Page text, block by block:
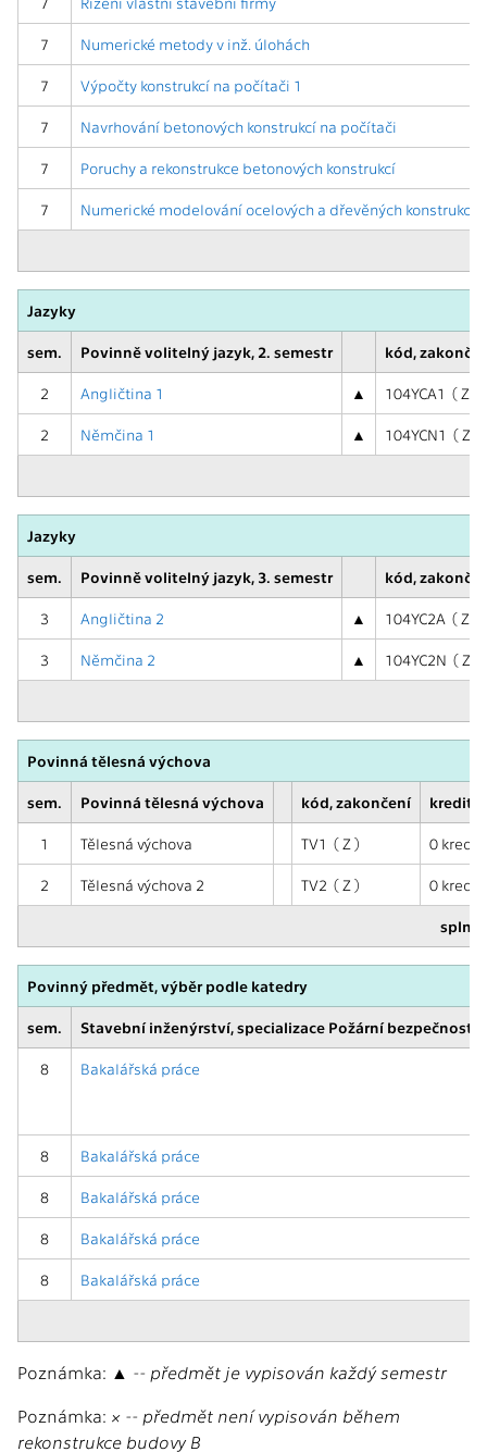
7 Numerické metody v inž. úlohách
7 Výpočty konstrukcí na počítači 1
7 Navrhování betonových konstrukcí na počítači
7 Poruchy a rekonstrukce betonových konstrukcí
7 Numerické modelování ocelových a dřevěných konstrukcí
Jazyky
sem. Povinně volitelný jazyk, 2. semestr kód,
2 Angličtina 1 ▲ 104YCA1 ( Z )
2 Němčina 1 ▲ 104YCN1 ( Z )
Jazyky
sem. Povinně volitelný jazyk, 3. semestr kód,
3 Angličtina 2 ▲ 104YC2A (
3 Němčina 2 ▲ 104YC2N (
Povinná tělesná výchova
sem. Povinná tělesná výchova kód, zakončení kredity,
1 Tělesná výchova TV1 ( Z ) 0 kred.
2 Tělesná výchova 2 TV2 ( Z ) 0 kred.
splnit
Povinný předmět, výběr podle katedry
sem. Stavební inženýrství, specializace Požární bezpečnost
8 Bakalářská práce
8 Bakalářská práce
8 Bakalářská práce
8 Bakalářská práce
8 Bakalářská práce
Poznámka: ▲ -- předmět je vypisován každý semestr
Poznámka: × -- předmět není vypisován během
rekonstrukce budovy B